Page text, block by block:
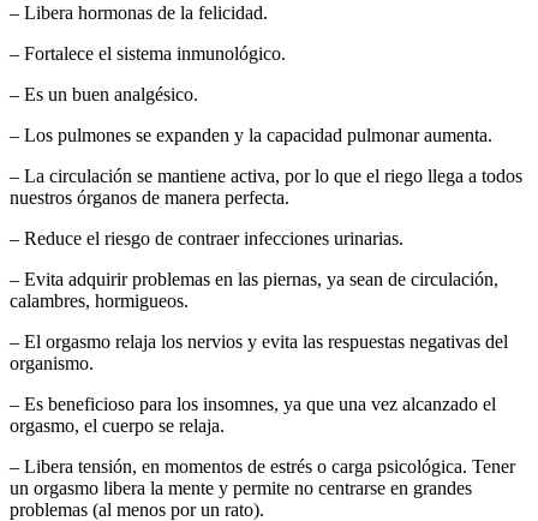
– Libera hormonas de la felicidad.
– Fortalece el sistema inmunológico.
– Es un buen analgésico.
– Los pulmones se expanden y la capacidad pulmonar aumenta.
– La circulación se mantiene activa, por lo que el riego llega a todos
nuestros órganos de manera perfecta.
– Reduce el riesgo de contraer infecciones urinarias.
– Evita adquirir problemas en las piernas, ya sean de circulación,
calambres, hormigueos.
– El orgasmo relaja los nervios y evita las respuestas negativas del
organismo.
– Es beneficioso para los insomnes, ya que una vez alcanzado el
orgasmo, el cuerpo se relaja.
– Libera tensión, en momentos de estrés o carga psicológica. Tener
un orgasmo libera la mente y permite no centrarse en grandes
problemas (al menos por un rato).